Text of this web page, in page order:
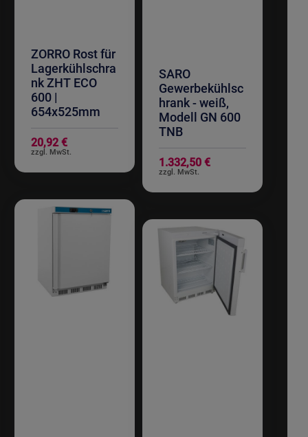
ZORRO Rost für
Lagerkühlschra
nk ZHT ECO
600 |
654x525mm
20,92 €
SARO
Gewerbekühlsc
hrank - weiß,
Modell GN 600
TNB
1.332,50 €